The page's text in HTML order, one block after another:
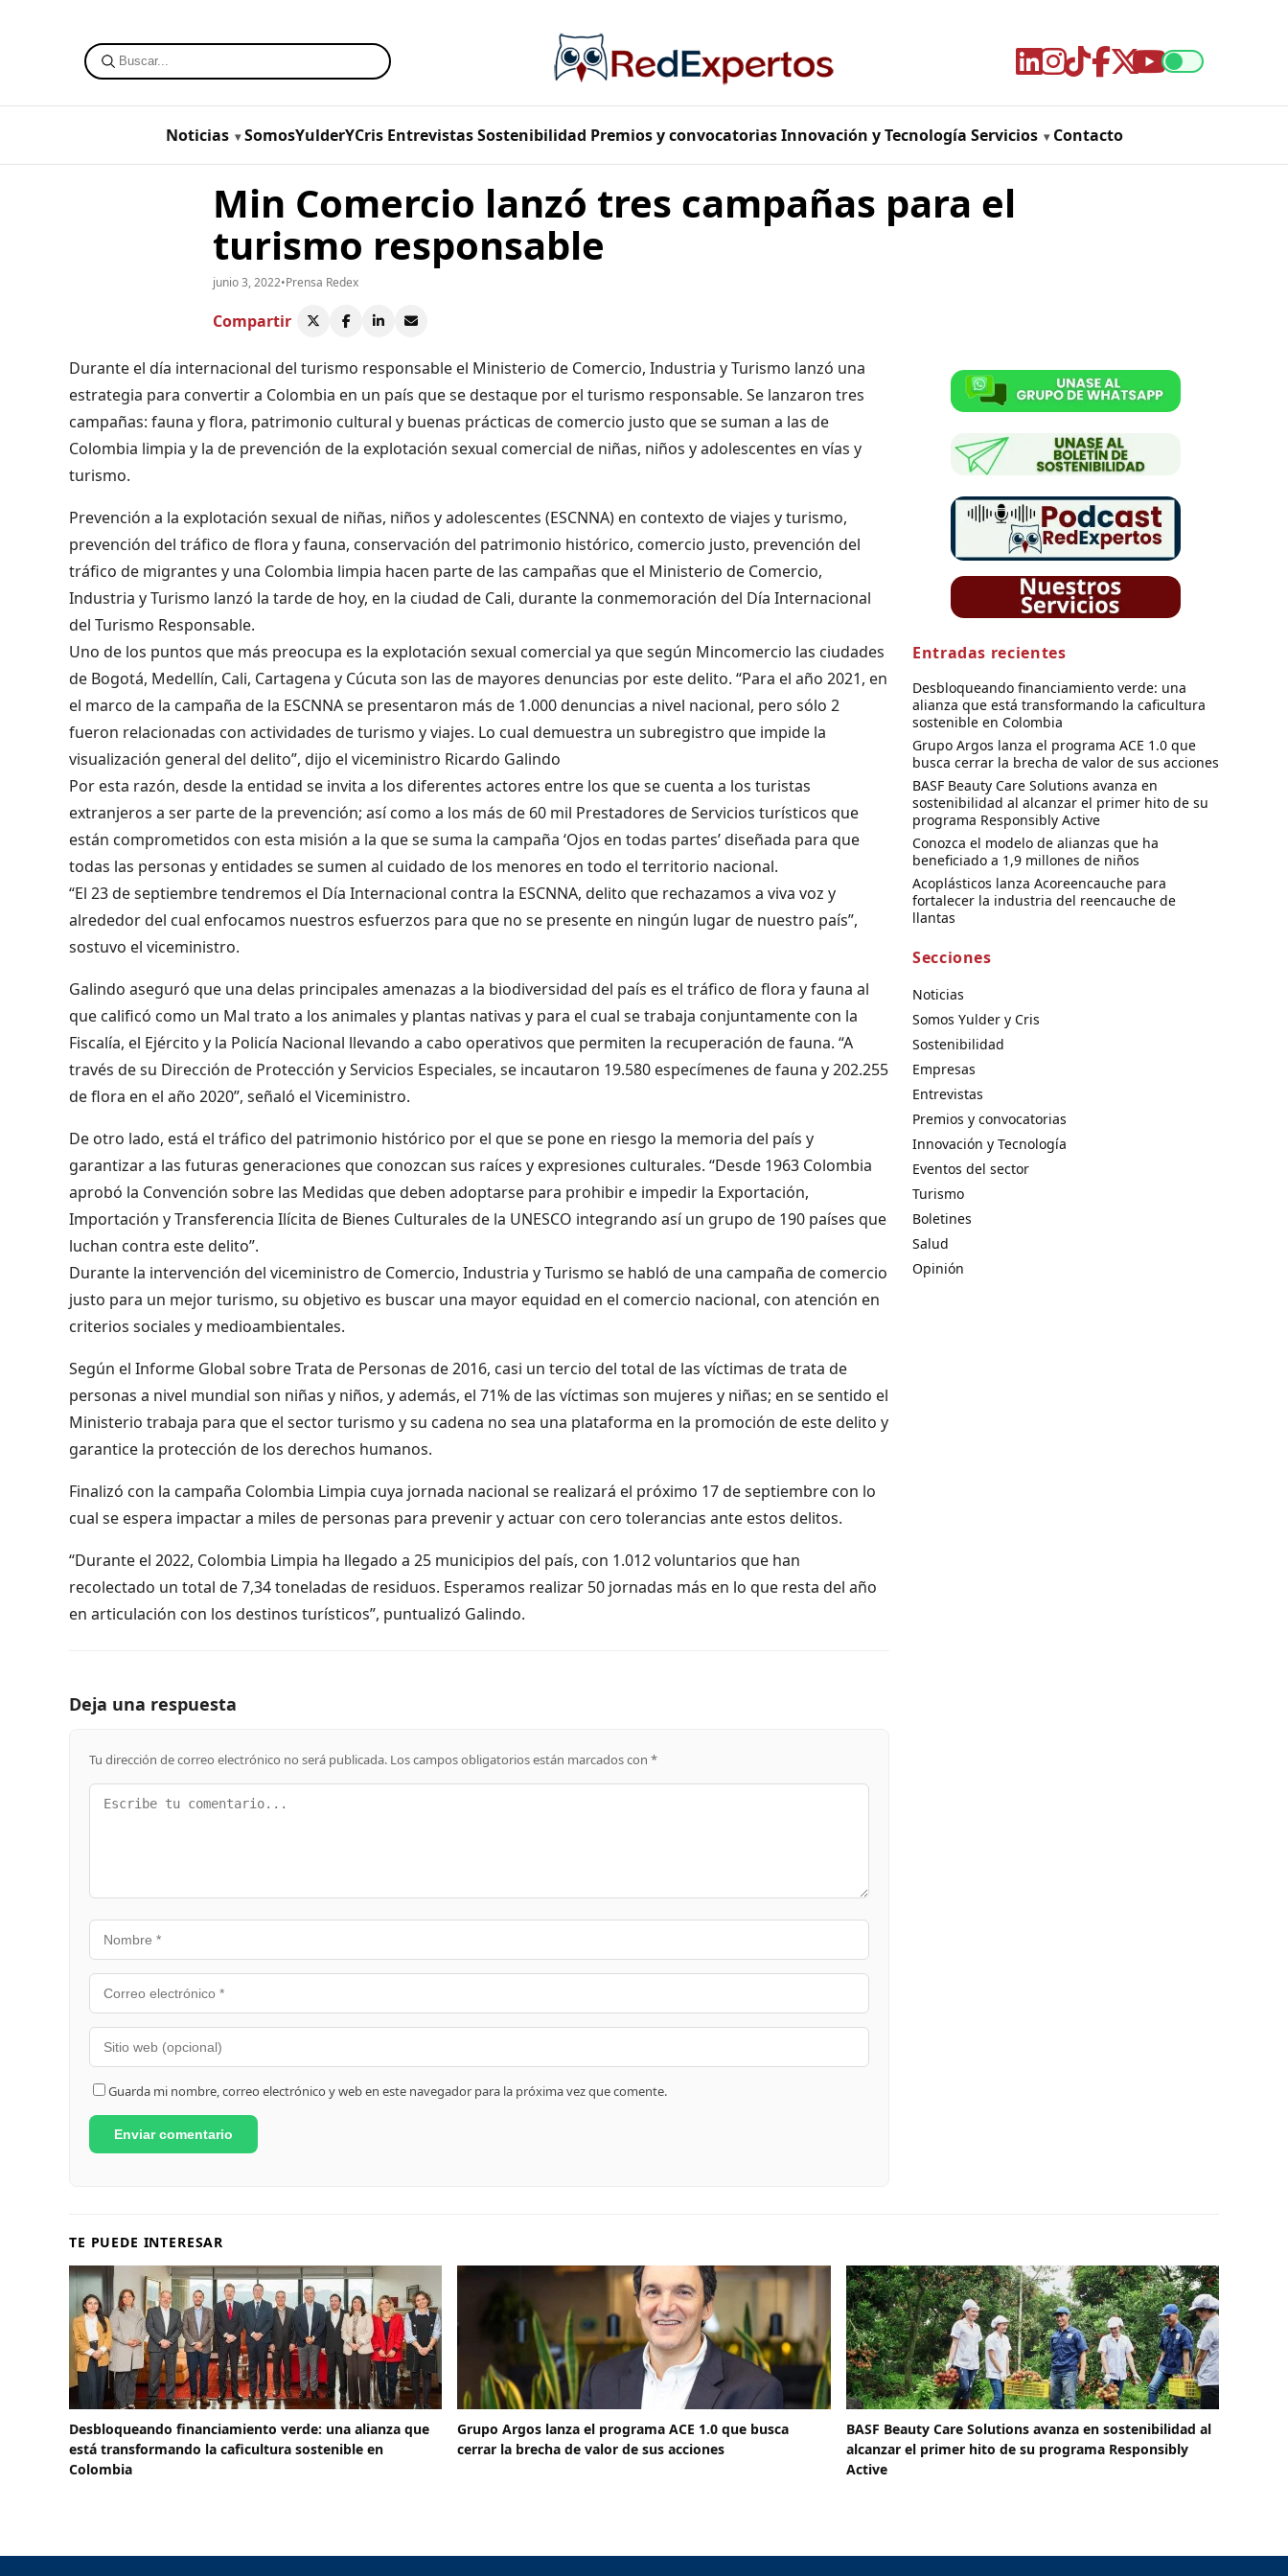
Noticias SomosYulderYCris Entrevistas Sostenibilidad Premios y convocatorias Innovación y Tecnología Servicios Contacto
Min Comercio lanzó tres campañas para el
turismo responsable
junio 3, 2022•Prensa Redex
Compartir
Durante el día internacional del turismo responsable el Ministerio de Comercio, Industria y Turismo lanzó una
estrategia para convertir a Colombia en un país que se destaque por el turismo responsable. Se lanzaron tres
campañas: fauna y flora, patrimonio cultural y buenas prácticas de comercio justo que se suman a las de
Colombia limpia y la de prevención de la explotación sexual comercial de niñas, niños y adolescentes en vías y
turismo.
Prevención a la explotación sexual de niñas, niños y adolescentes (ESCNNA) en contexto de viajes y turismo,
prevención del tráfico de flora y fauna, conservación del patrimonio histórico, comercio justo, prevención del
tráfico de migrantes y una Colombia limpia hacen parte de las campañas que el Ministerio de Comercio,
Industria y Turismo lanzó la tarde de hoy, en la ciudad de Cali, durante la conmemoración del Día Internacional
del Turismo Responsable.
Uno de los puntos que más preocupa es la explotación sexual comercial ya que según Mincomercio las ciudades
de Bogotá, Medellín, Cali, Cartagena y Cúcuta son las de mayores denuncias por este delito. “Para el año 2021, en
el marco de la campaña de la ESCNNA se presentaron más de 1.000 denuncias a nivel nacional, pero sólo 2
fueron relacionadas con actividades de turismo y viajes. Lo cual demuestra un subregistro que impide la
visualización general del delito”, dijo el viceministro Ricardo Galindo
Por esta razón, desde la entidad se invita a los diferentes actores entre los que se cuenta a los turistas
extranjeros a ser parte de la prevención; así como a los más de 60 mil Prestadores de Servicios turísticos que
están comprometidos con esta misión a la que se suma la campaña ‘Ojos en todas partes’ diseñada para que
todas las personas y entidades se sumen al cuidado de los menores en todo el territorio nacional.
“El 23 de septiembre tendremos el Día Internacional contra la ESCNNA, delito que rechazamos a viva voz y
alrededor del cual enfocamos nuestros esfuerzos para que no se presente en ningún lugar de nuestro país”,
sostuvo el viceministro.
Galindo aseguró que una delas principales amenazas a la biodiversidad del país es el tráfico de flora y fauna al
que calificó como un Mal trato a los animales y plantas nativas y para el cual se trabaja conjuntamente con la
Fiscalía, el Ejército y la Policía Nacional llevando a cabo operativos que permiten la recuperación de fauna. “A
través de su Dirección de Protección y Servicios Especiales, se incautaron 19.580 especímenes de fauna y 202.255
de flora en el año 2020”, señaló el Viceministro.
De otro lado, está el tráfico del patrimonio histórico por el que se pone en riesgo la memoria del país y
garantizar a las futuras generaciones que conozcan sus raíces y expresiones culturales. “Desde 1963 Colombia
aprobó la Convención sobre las Medidas que deben adoptarse para prohibir e impedir la Exportación,
Importación y Transferencia Ilícita de Bienes Culturales de la UNESCO integrando así un grupo de 190 países que
luchan contra este delito”.
Durante la intervención del viceministro de Comercio, Industria y Turismo se habló de una campaña de comercio
justo para un mejor turismo, su objetivo es buscar una mayor equidad en el comercio nacional, con atención en
criterios sociales y medioambientales.
Según el Informe Global sobre Trata de Personas de 2016, casi un tercio del total de las víctimas de trata de
personas a nivel mundial son niñas y niños, y además, el 71% de las víctimas son mujeres y niñas; en se sentido el
Ministerio trabaja para que el sector turismo y su cadena no sea una plataforma en la promoción de este delito y
garantice la protección de los derechos humanos.
Finalizó con la campaña Colombia Limpia cuya jornada nacional se realizará el próximo 17 de septiembre con lo
cual se espera impactar a miles de personas para prevenir y actuar con cero tolerancias ante estos delitos.
“Durante el 2022, Colombia Limpia ha llegado a 25 municipios del país, con 1.012 voluntarios que han
recolectado un total de 7,34 toneladas de residuos. Esperamos realizar 50 jornadas más en lo que resta del año
en articulación con los destinos turísticos”, puntualizó Galindo.
Deja una respuesta
Tu dirección de correo electrónico no será publicada. Los campos obligatorios están marcados con *
Guarda mi nombre, correo electrónico y web en este navegador para la próxima vez que comente.
Entradas recientes
Desbloqueando financiamiento verde: una
alianza que está transformando la caficultura
sostenible en Colombia
Grupo Argos lanza el programa ACE 1.0 que
busca cerrar la brecha de valor de sus acciones
BASF Beauty Care Solutions avanza en
sostenibilidad al alcanzar el primer hito de su
programa Responsibly Active
Conozca el modelo de alianzas que ha
beneficiado a 1,9 millones de niños
Acoplásticos lanza Acoreencauche para
fortalecer la industria del reencauche de
llantas
Secciones
Noticias
Somos Yulder y Cris
Sostenibilidad
Empresas
Entrevistas
Premios y convocatorias
Innovación y Tecnología
Eventos del sector
Turismo
Boletines
Salud
Opinión
TE PUEDE INTERESAR
Desbloqueando financiamiento verde: una alianza que
está transformando la caficultura sostenible en
Colombia
Grupo Argos lanza el programa ACE 1.0 que busca
cerrar la brecha de valor de sus acciones
BASF Beauty Care Solutions avanza en sostenibilidad al
alcanzar el primer hito de su programa Responsibly
Active